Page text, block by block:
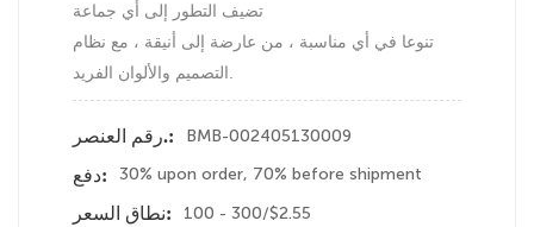
تضيف التطور إلى أي جماعة
تنوعا في أي مناسبة ، من عارضة إلى أنيقة ، مع نظام
رقم العنصر.:
BMB-002405130009
دفع:
30% upon order, 70% before shipment
نطاق السعر:
100 - 300/$2.55